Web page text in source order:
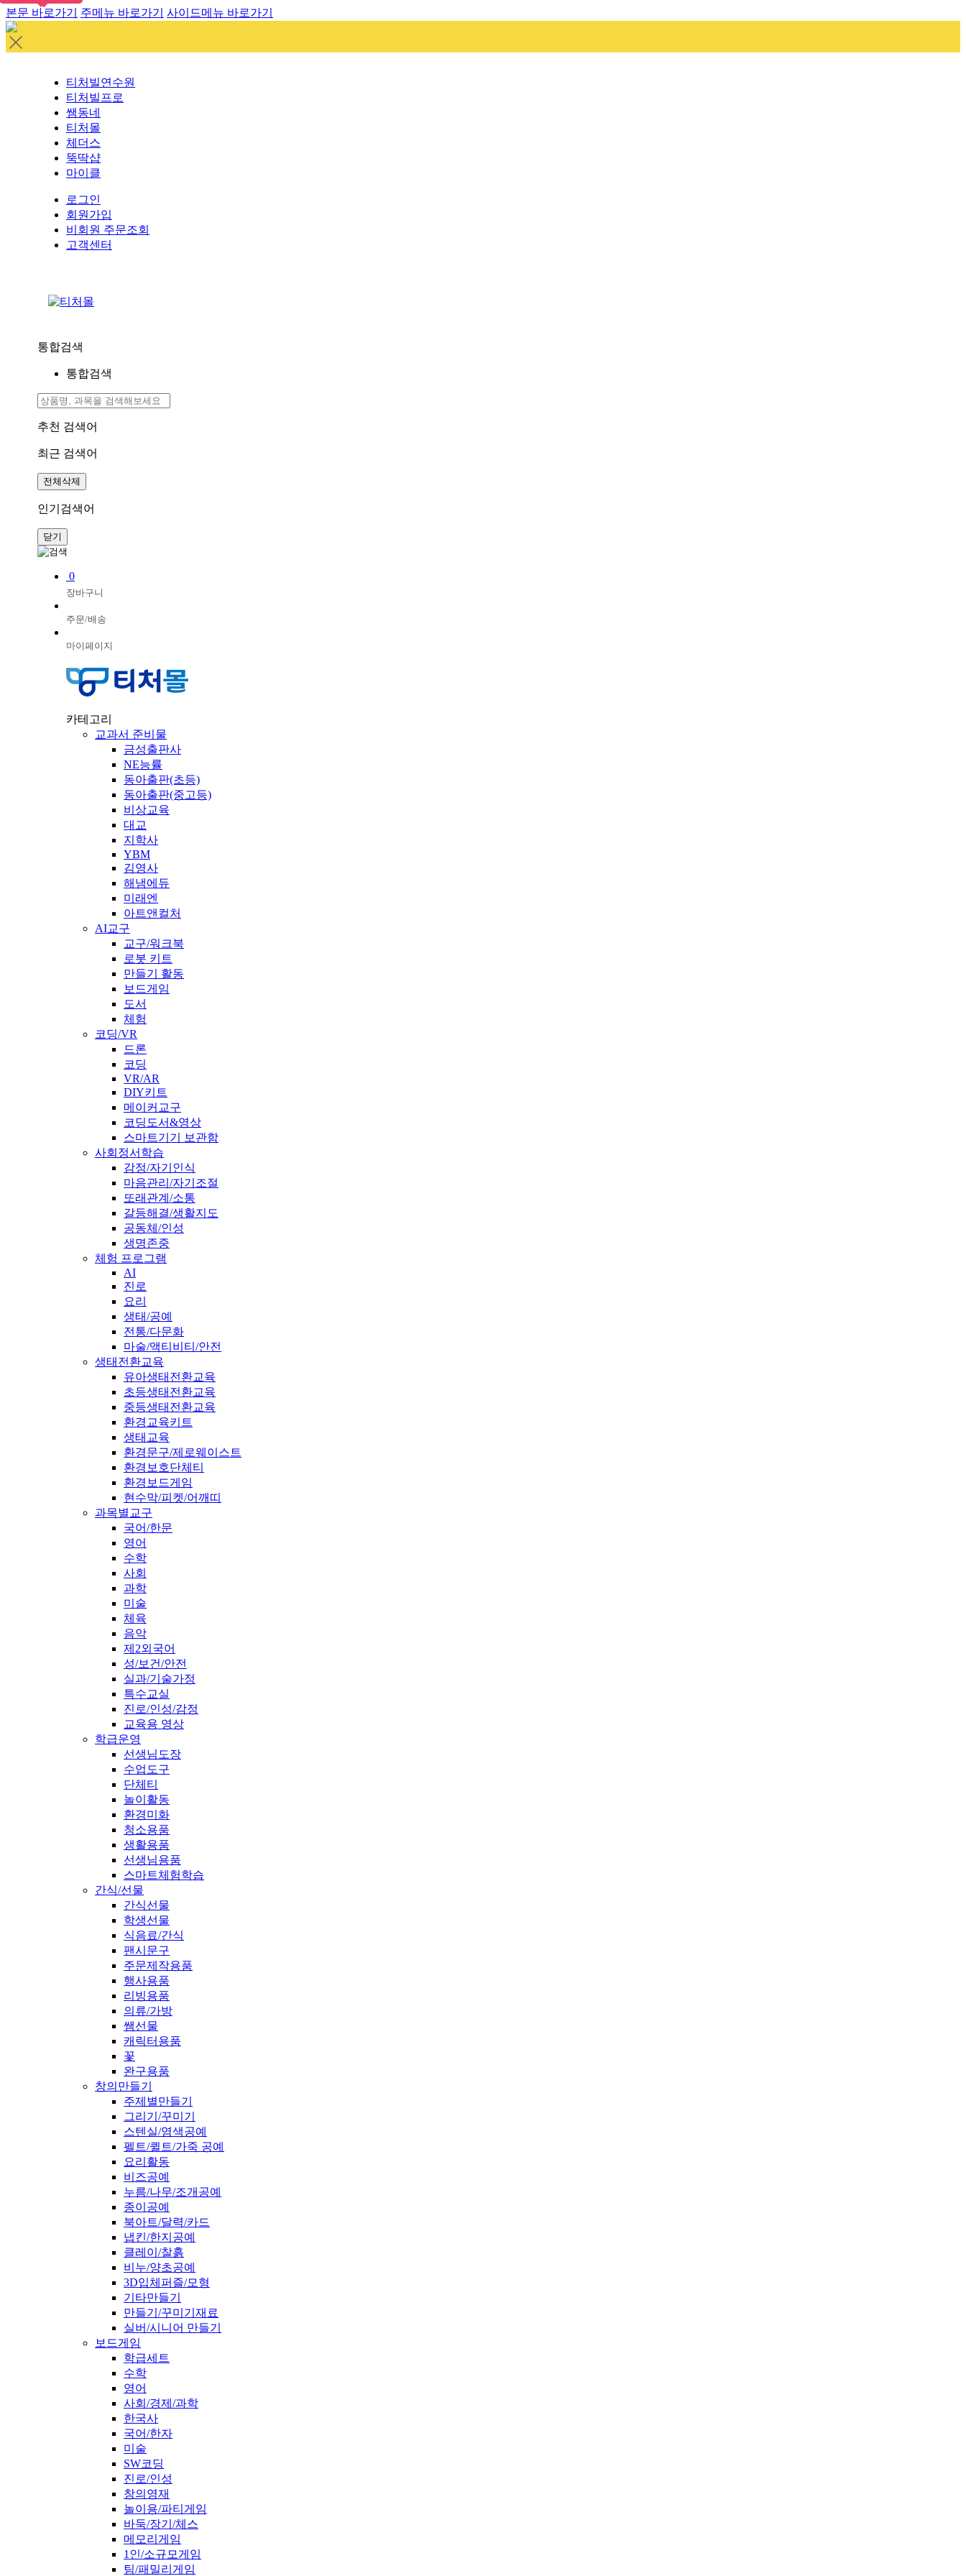
본문 바로가기 주메뉴 바로가기 사이드메뉴 바로가기
티처빌연수원
티처빌프로
쌤동네
티처몰
체더스
뚝딱샵
마이클
로그인
회원가입
비회원 주문조회
고객센터
통합검색
통합검색
추천 검색어
최근 검색어
전체삭제
인기검색어
닫기
0
장바구니
주문/배송
마이페이지
카테고리
교과서 준비물
금성출판사
NE능률
동아출판(초등)
동아출판(중고등)
비상교육
대교
지학사
YBM
김영사
해냄에듀
미래엔
아트앤컬처
AI교구
교구/워크북
로봇 키트
만들기 활동
보드게임
도서
체험
코딩/VR
드론
코딩
VR/AR
DIY키트
메이커교구
코딩도서&영상
스마트기기 보관함
사회정서학습
감정/자기인식
마음관리/자기조절
또래관계/소통
갈등해결/생활지도
공동체/인성
생명존중
체험 프로그램
AI
진로
요리
생태/공예
전통/다문화
마술/액티비티/안전
생태전환교육
유아생태전환교육
초등생태전환교육
중등생태전환교육
환경교육키트
생태교육
환경문구/제로웨이스트
환경보호단체티
환경보드게임
현수막/피켓/어깨띠
과목별교구
국어/한문
영어
수학
사회
과학
미술
체육
음악
제2외국어
성/보건/안전
실과/기술가정
특수교실
진로/인성/감정
교육용 영상
학급운영
선생님도장
수업도구
단체티
놀이활동
환경미화
청소용품
생활용품
선생님용품
스마트체험학습
간식/선물
간식선물
학생선물
식음료/간식
팬시문구
주문제작용품
행사용품
리빙용품
의류/가방
쌤선물
캐릭터용품
꽃
완구용품
창의만들기
주제별만들기
그리기/꾸미기
스텐실/염색공예
펠트/퀼트/가죽 공예
요리활동
비즈공예
누름/나무/조개공예
종이공예
북아트/달력/카드
냅킨/한지공예
클레이/찰흙
비누/양초공예
3D입체퍼즐/모형
기타만들기
만들기/꾸미기재료
실버/시니어 만들기
보드게임
학급세트
수학
영어
사회/경제/과학
한국사
국어/한자
미술
SW코딩
진로/인성
창의영재
놀이용/파티게임
바둑/장기/체스
메모리게임
1인/소규모게임
팀/패밀리게임